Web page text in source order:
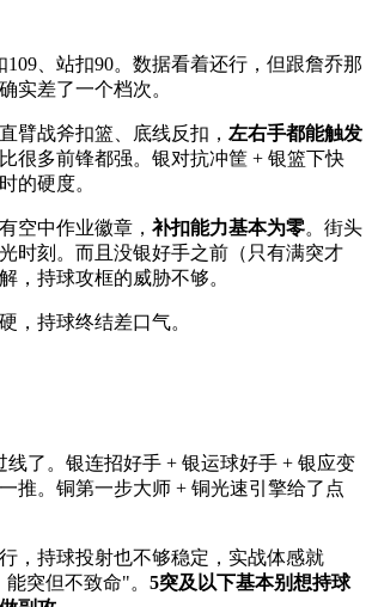
109、站扣90。数据看着还行，但跟詹乔那
实差了一个档次。
战斧扣篮、底线反扣， 左右手都能触发
比很多前锋都强。银对抗冲筐 + 银篮下快
的硬度。
空中作业徽章， 补扣能力基本为零。街头
时刻。而且没银好手之前（只有满突才
，持球攻框的威胁不够。
，持球终结差口气。
线了。银连招好手 + 银运球好手 + 银应变
推。铜第一步大师 + 铜光速引擎给了点
，持球投射也不够稳定，实战体感就
突但不致命"。 5突及以下基本别想持球